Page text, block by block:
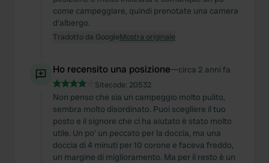
come campeggiare, quindi prenotate una camera
d'albergo.
Tradotto da GoogleMostra originale
Ho recensito una posizione—circa 2 anni fa
Sitecode: 20532
Non penso che sia un campeggio molto pulito,
sembra molto disordinato. Puoi scegliere il tuo
posto e il signore che ci ha aiutato è stato molto
utile. Un po' un peccato per la doccia, ma una
doccia di 4 minuti per 10 corone e faceva freddo,
un margine di miglioramento. Ma per il resto è un